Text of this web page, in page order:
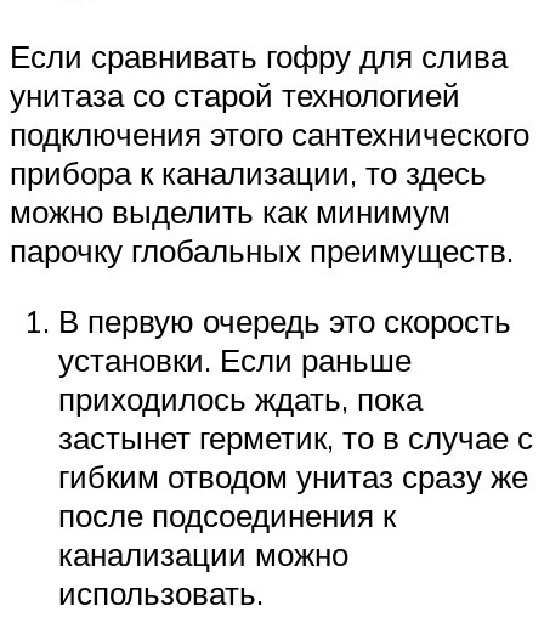
Если сравнивать гофру для слива
унитаза со старой технологией
подключения этого сантехнического
прибора к канализации, то здесь
можно выделить как минимум
парочку глобальных преимуществ.
В первую очередь это скорость
установки. Если раньше
приходилось ждать, пока
застынет герметик, то в случае с
гибким отводом унитаз сразу же
после подсоединения к
канализации можно
использовать.